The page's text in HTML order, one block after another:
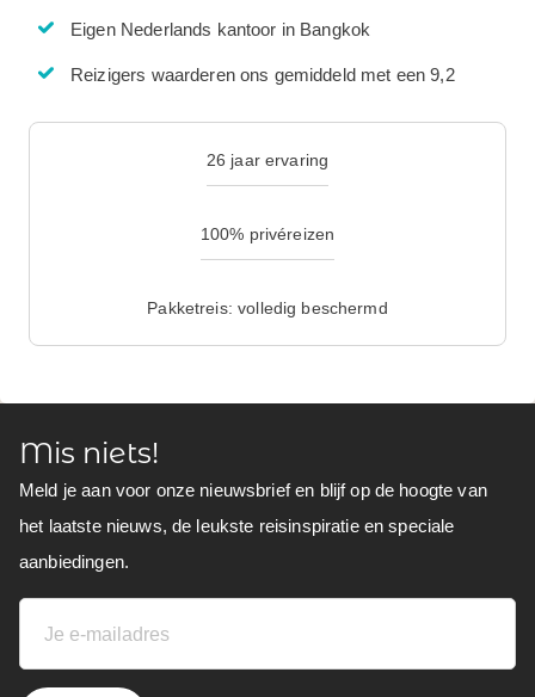
Eigen Nederlands kantoor in Bangkok
Reizigers waarderen ons gemiddeld met een 9,2
26 jaar ervaring
100% privéreizen
Pakketreis: volledig beschermd
Mis niets!
Meld je aan voor onze nieuwsbrief en blijf op de hoogte van
het laatste nieuws, de leukste reisinspiratie en speciale
aanbiedingen.